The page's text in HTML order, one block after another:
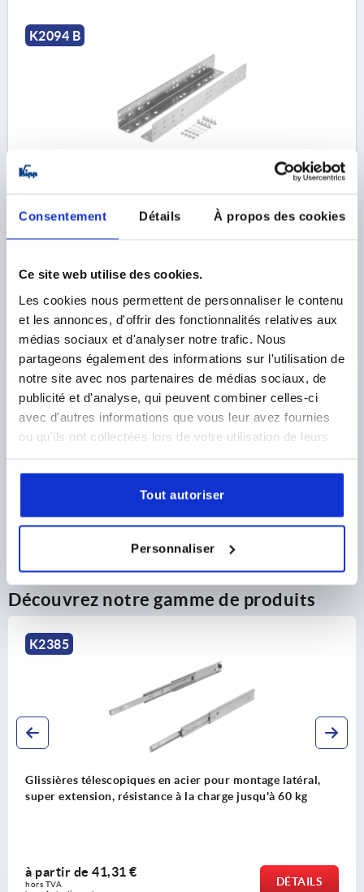
Consentement Détails À propos des cookies
Ce site web utilise des cookies.
Les cookies nous permettent de personnaliser le contenu
et les annonces, d'offrir des fonctionnalités relatives aux
médias sociaux et d'analyser notre trafic. Nous
partageons également des informations sur l'utilisation de
notre site avec nos partenaires de médias sociaux, de
publicité et d'analyse, qui peuvent combiner celles-ci
avec d'autres informations que vous leur avez fournies
ou qu'ils ont collectées lors de votre utilisation de leurs
Tout autoriser
Personnaliser
K2094 B
ÉQUERRE DE MONTAGE, L=374, FORME:B, ACIER
LONGUEUR=374
FORME=B
TYPE DE CONDITIONNEMENT=1 PIÈCE = 1 PAIRE
48,61 €
hors TVA
hors frais d’envoi
DÉTAILS
DÉTAILS DU PRODUIT
CAD
Découvrez notre gamme de produits
montage latéral,
jusqu'à 60 kg
DÉTAILS
Glissières télescopiques en acier
extension intégrale, résistance à la
12,67 €